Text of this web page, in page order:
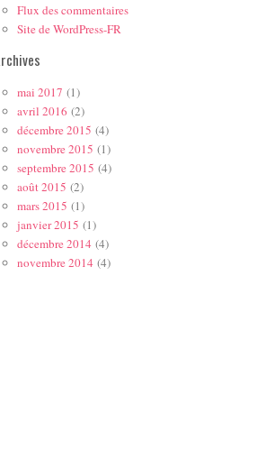
Flux des commentaires
Site de WordPress-FR
mai 2017 (1)
avril 2016 (2)
décembre 2015 (4)
novembre 2015 (1)
septembre 2015 (4)
août 2015 (2)
mars 2015 (1)
janvier 2015 (1)
décembre 2014 (4)
novembre 2014 (4)